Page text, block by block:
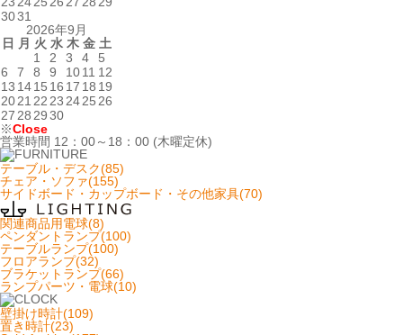
3031
2026年9月
日
月 火 水 木 金 土
1
2 3 4
5
6
7 8 9 1011 12
13 1415 16 17 18 19
2021 22 23 2425 26
27 28 2930
※Close
営業時間 12：00～18：00 (木曜定休)
テーブル・デスク(85)
チェア・ソファ(155)
サイドボード・カップボード・その他家具(70)
関連商品用電球(8)
ペンダントランプ(100)
テーブルランプ(100)
フロアランプ(32)
ブラケットランプ(66)
ランプパーツ・電球(10)
壁掛け時計(109)
置き時計(23)